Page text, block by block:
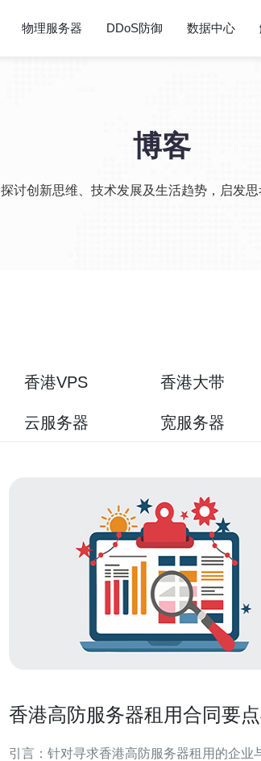
物理服务器 DDoS防御 数据中心
博客
探讨创新思维、技术发展及生活趋势，启发思
香港VPS
云服务器
香港大带
宽服务器
香港高防服务器租用合同要
引言：针对寻求香港高防服务器租用的企业